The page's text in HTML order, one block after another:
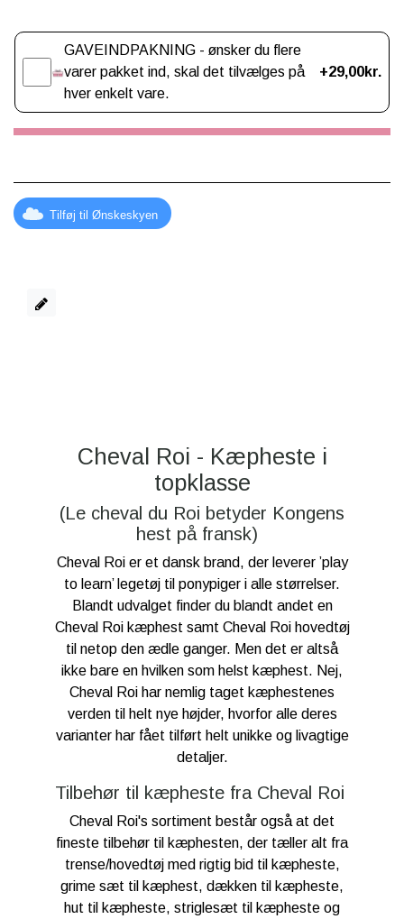
GAVEINDPAKNING - ønsker du flere
varer pakket ind, skal det tilvælges på
hver enkelt vare.
+29,00kr.
Tilføj til Ønskeskyen
Cheval Roi - Kæpheste i
topklasse
(Le cheval du Roi betyder Kongens
hest på fransk)
Cheval Roi er et dansk brand, der leverer ’play
to learn’ legetøj til ponypiger i alle størrelser.
Blandt udvalget finder du blandt andet en
Cheval Roi kæphest samt Cheval Roi hovedtøj
til netop den ædle ganger. Men det er altså
ikke bare en hvilken som helst kæphest. Nej,
Cheval Roi har nemlig taget kæphestenes
verden til helt nye højder, hvorfor alle deres
varianter har fået tilført helt unikke og livagtige
detaljer.
Tilbehør til kæpheste fra Cheval Roi
Cheval Roi's sortiment består også at det
fineste tilbehør til kæphesten, der tæller alt fra
trense/hovedtøj med rigtig bid til kæpheste,
grime sæt til kæphest, dækken til kæpheste,
hut til kæpheste, striglesæt til kæpheste og